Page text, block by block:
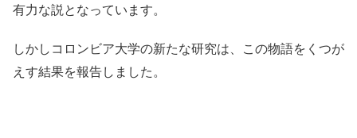
有力な説となっています。
しかしコロンビア大学の新たな研究は、この物語をくつが
えす結果を報告しました。